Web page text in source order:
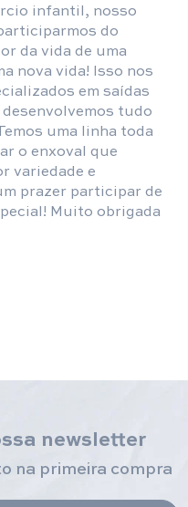
infantil, nosso
do
da vida de uma
nova vida! Isso nos
em saídas
tudo
uma linha toda
o enxoval que
variedade e
prazer participar de
Muito obrigada
newsletter
na primeira compra